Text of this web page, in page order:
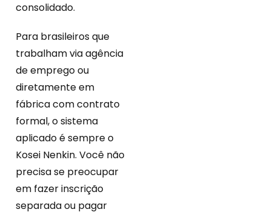
consolidado.
Para brasileiros que
trabalham via agência
de emprego ou
diretamente em
fábrica com contrato
formal, o sistema
aplicado é sempre o
Kosei Nenkin. Você não
precisa se preocupar
em fazer inscrição
separada ou pagar